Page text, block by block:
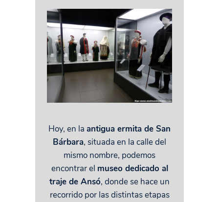
Hoy, en la antigua ermita de San
Bárbara, situada en la calle del
mismo nombre, podemos
encontrar el museo dedicado al
traje de Ansó, donde se hace un
recorrido por las distintas etapas